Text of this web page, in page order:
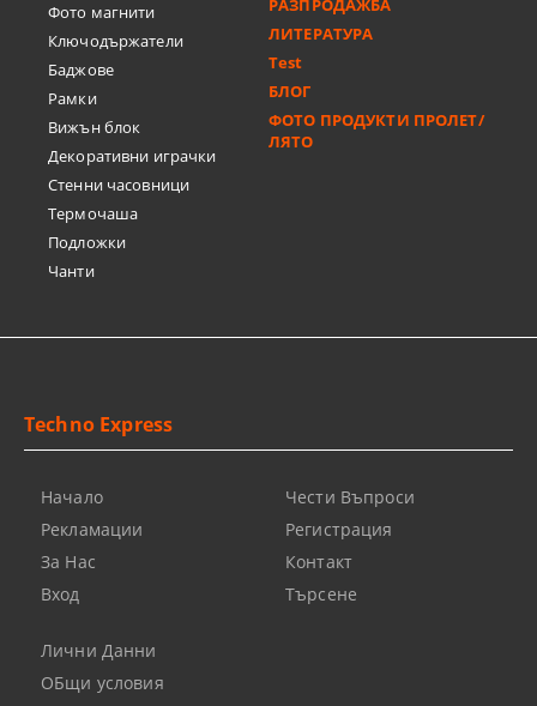
Фото магнити
Ключодържатели
Баджове
Рамки
Вижън блок
Декоративни играчки
Стенни часовници
Термочашa
Подложки
Чанти
РАЗПРОДАЖБА
ЛИТЕРАТУРА
Test
БЛОГ
ФОТО ПРОДУКТИ ПРОЛЕТ/
ЛЯТО
Techno Express
Начало
Рекламации
За Нас
Вход
Чести Въпроси
Регистрация
Контакт
Търсене
Лични Данни
ОБщи условия